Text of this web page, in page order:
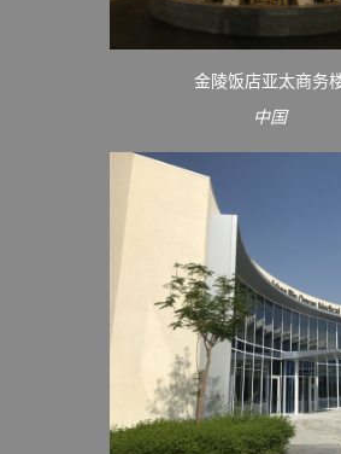
金陵饭店亚太商务
中国